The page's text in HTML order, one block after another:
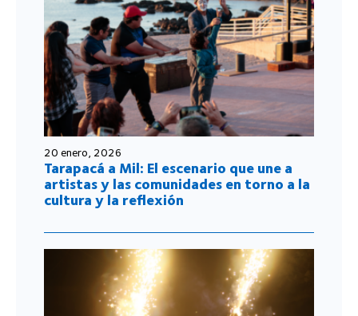
20 enero, 2026
Tarapacá a Mil: El escenario que une a
artistas y las comunidades en torno a la
cultura y la reflexión